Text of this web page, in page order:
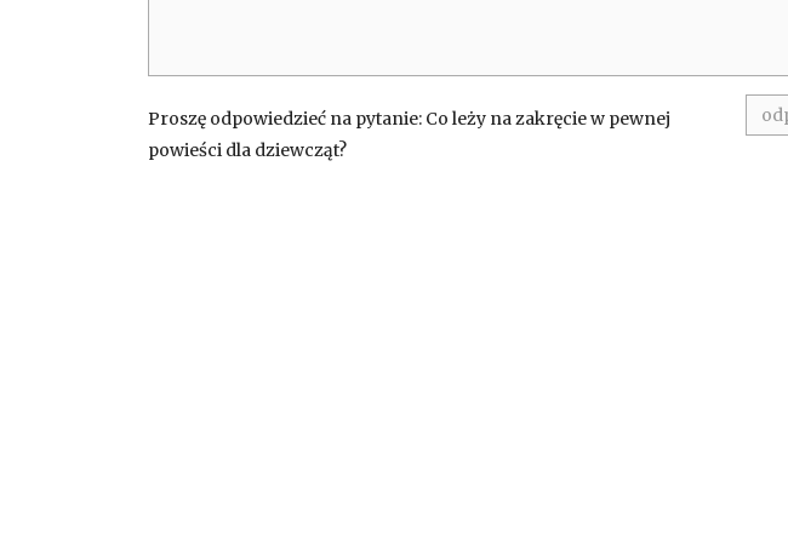
Proszę odpowiedzieć na pytanie: Co leży na zakręcie w pewnej
powieści dla dziewcząt?